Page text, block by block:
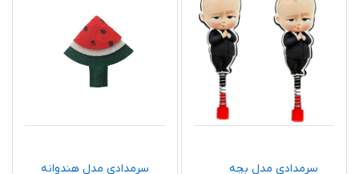
سرمدادی مدل بچه سرمدادی مدل هندوانه